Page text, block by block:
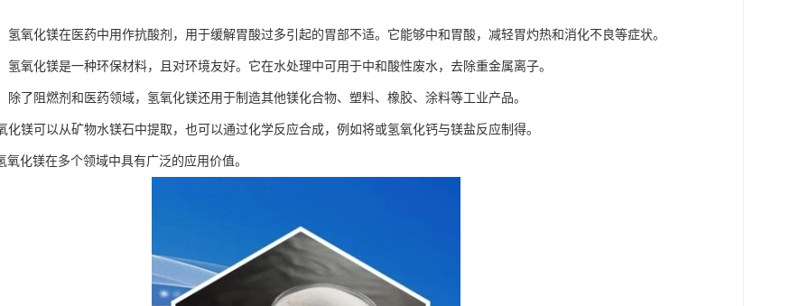
氢氧化镁在医药中用作抗酸剂，用于缓解胃酸过多引起的胃部不适。它能够中和胃酸，减轻胃灼热和消化不良等症状。
氢氧化镁是一种环保材料，且对环境友好。它在水处理中可用于中和酸性废水，去除重金属离子。
除了阻燃剂和医药领域，氢氧化镁还用于制造其他镁化合物、塑料、橡胶、涂料等工业产品。
化镁可以从矿物水镁石中提取，也可以通过化学反应合成，例如将或氢氧化钙与镁盐反应制得。
氧化镁在多个领域中具有广泛的应用价值。